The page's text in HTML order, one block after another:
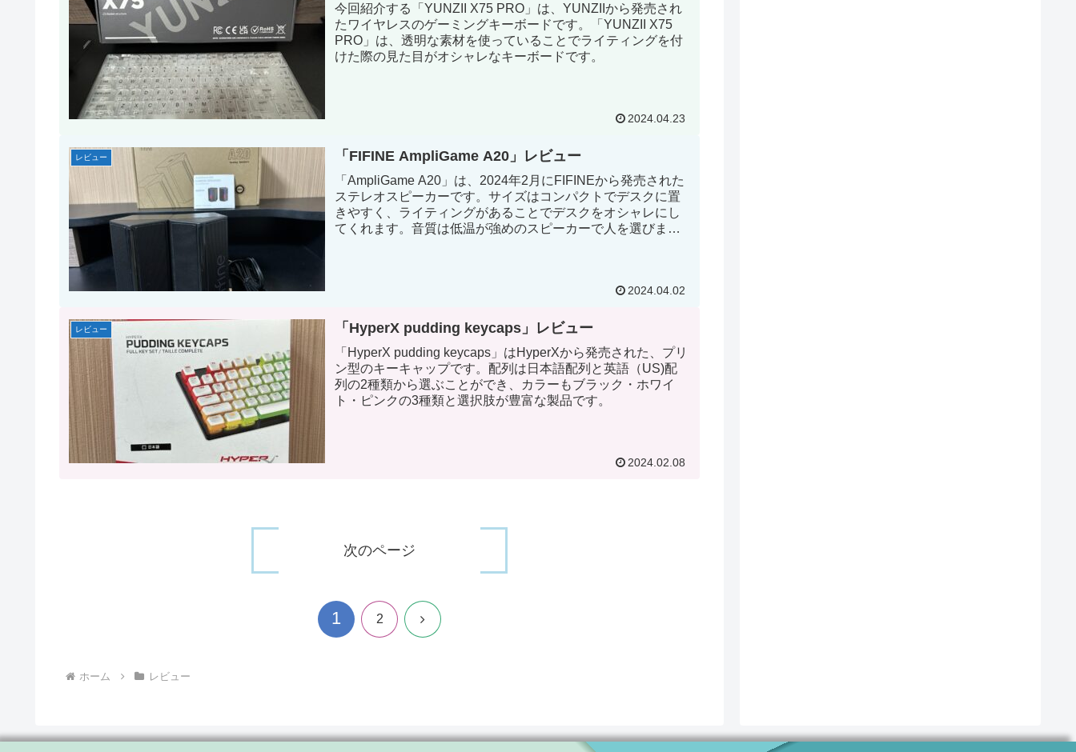
今回紹介する「YUNZII X75 PRO」は、YUNZIIから発売され
たワイヤレスのゲーミングキーボードです。「YUNZII X75
PRO」は、透明な素材を使っていることでライティングを付
けた際の見た目がオシャレなキーボードです。
2024.04.23
レビュー 「FIFINE AmpliGame A20」レビュー
「AmpliGame A20」は、2024年2月にFIFINEから発売された
ステレオスピーカーです。サイズはコンパクトでデスクに置
きやすく、ライティングがあることでデスクをオシャレにし
てくれます。音質は低温が強めのスピーカーで人を選びます
2024.04.02
レビュー 「HyperX pudding keycaps」レビュー
「HyperX pudding keycaps」はHyperXから発売された、プリ
ン型のキーキャップです。配列は日本語配列と英語（US)配
列の2種類から選ぶことができ、カラーもブラック・ホワイ
ト・ピンクの3種類と選択肢が豊富な製品です。
2024.02.08
次のページ
1 2 次
ホーム レビュー